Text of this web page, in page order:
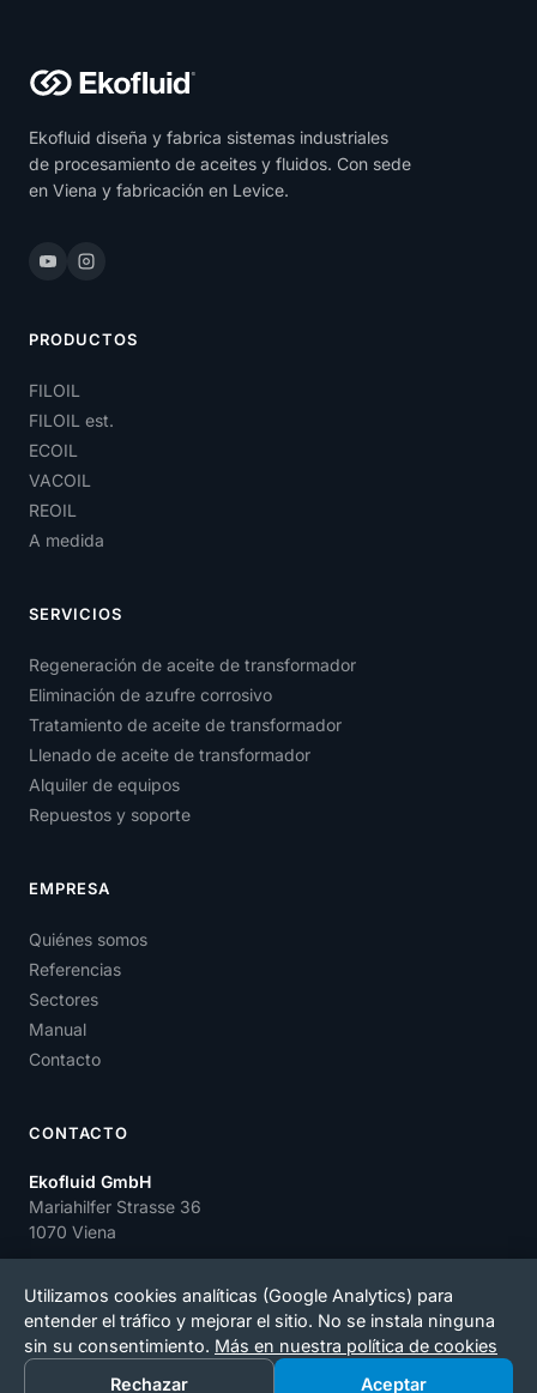
Ekofluid diseña y fabrica sistemas industriales
de procesamiento de aceites y fluidos. Con sede
en Viena y fabricación en Levice.
PRODUCTOS
FILOIL
FILOIL est.
ECOIL
VACOIL
REOIL
A medida
SERVICIOS
Regeneración de aceite de transformador
Eliminación de azufre corrosivo
Tratamiento de aceite de transformador
Llenado de aceite de transformador
Alquiler de equipos
Repuestos y soporte
EMPRESA
Quiénes somos
Referencias
Sectores
Manual
Contacto
CONTACTO
Ekofluid GmbH
Mariahilfer Strasse 36
1070 Viena
Política de privacidad
Utilizamos cookies analíticas (Google Analytics) para
entender el tráfico y mejorar el sitio. No se instala ninguna
sin su consentimiento. Más en nuestra política de cookies
Rechazar
Aceptar